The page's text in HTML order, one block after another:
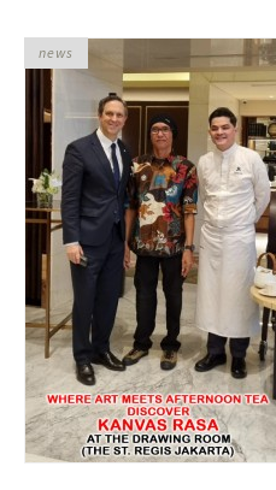
news